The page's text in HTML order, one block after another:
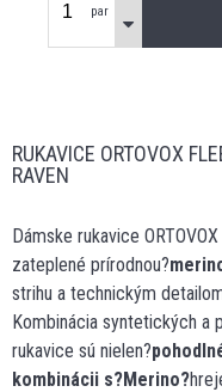
par
RUKAVICE ORTOVOX
RAVEN
Dámske rukavice
zateplené prírodnou?
strihu a technickým
Kombinácia syntetických a
rukavice sú nielen?
kombinácii s?Merino?